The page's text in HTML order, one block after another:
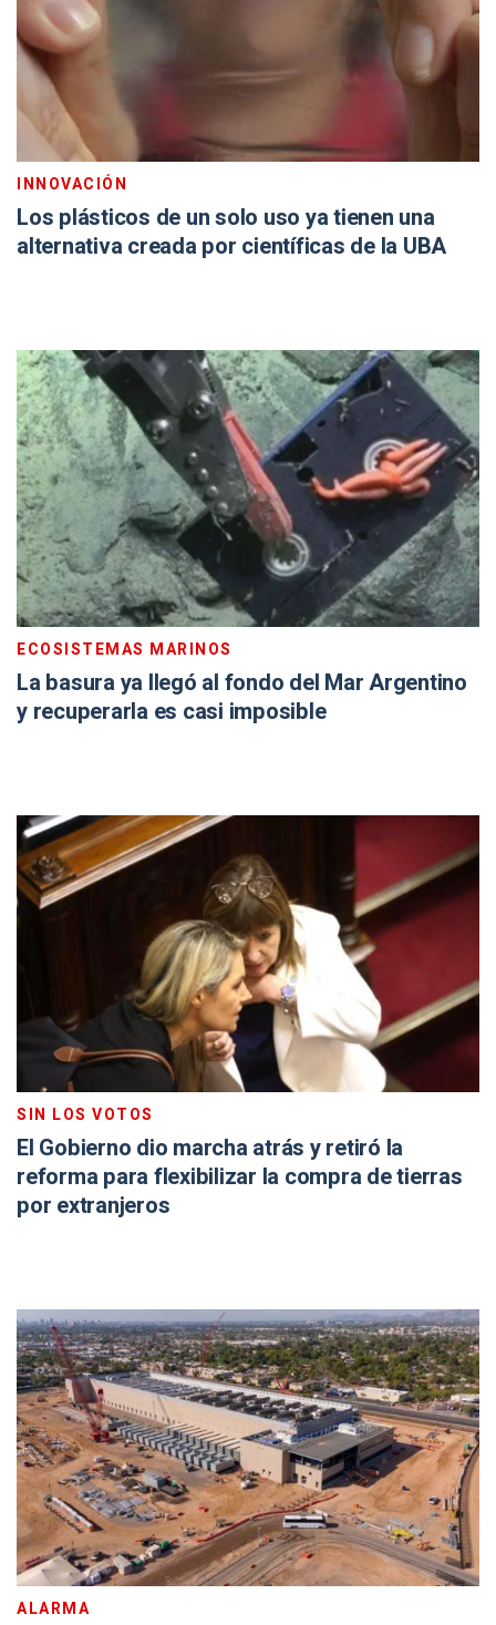
INNOVACIÓN
Los plásticos de un solo uso ya tienen una
alternativa creada por científicas de la UBA
ECOSISTEMAS MARINOS
La basura ya llegó al fondo del Mar Argentino
y recuperarla es casi imposible
SIN LOS VOTOS
El Gobierno dio marcha atrás y retiró la
reforma para flexibilizar la compra de tierras
por extranjeros
ALARMA